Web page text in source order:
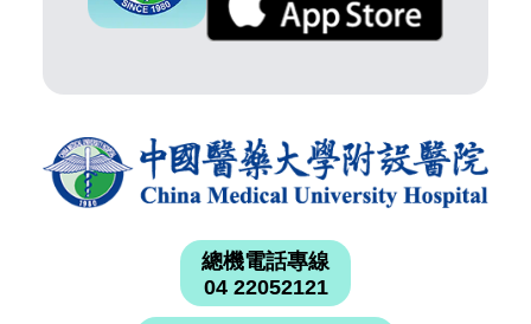
總機電話專線
04 22052121